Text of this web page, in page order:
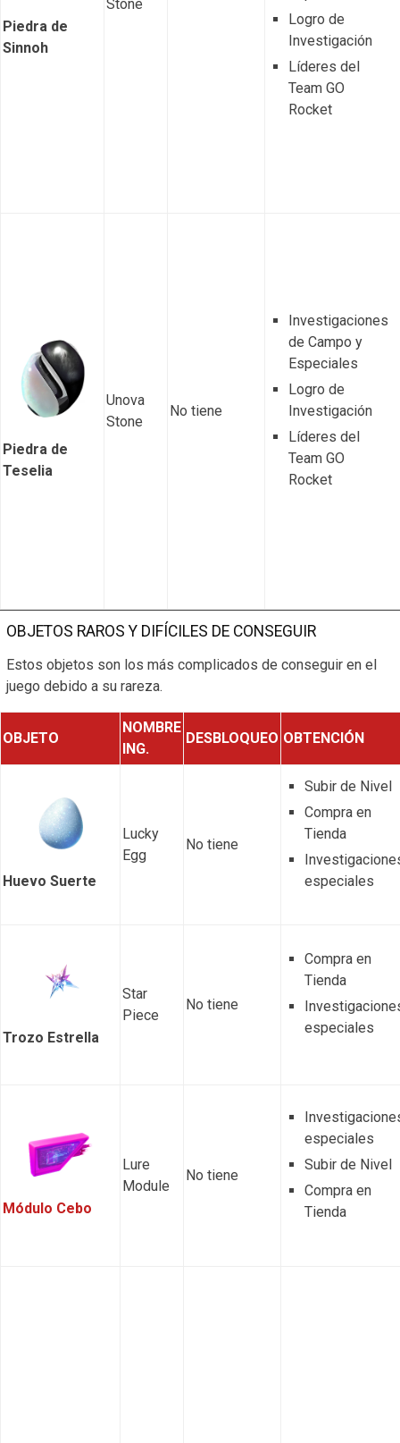
Piedra de
Sinnoh
Stone
Logro de
Investigación
Líderes del
Team GO
Rocket
Piedra de
Teselia
Unova
Stone
No tiene
Investigaciones
de Campo y
Especiales
Logro de
Investigación
Líderes del
Team GO
Rocket
OBJETOS RAROS Y DIFÍCILES DE CONSEGUIR
Estos objetos son los más complicados de conseguir en el
juego debido a su rareza.
OBJETO
NOMBRE
ING.
DESBLOQUEO OBTENCIÓN
Huevo Suerte
Lucky
Egg
No tiene
Subir de Nivel
Compra en
Tienda
especiales
Trozo Estrella
Star
Piece
No tiene
Compra en
Tienda
especiales
Módulo Cebo
Lure
Module
No tiene
especiales
Subir de Nivel
Compra en
Tienda